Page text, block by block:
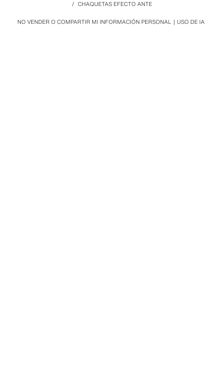
NO VENDER O COMPARTIR MI INFORMACIÓN PERSONAL USO DE IA
/ CHAQUETAS EFECTO ANTE